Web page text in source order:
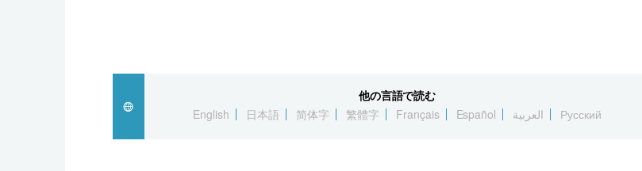
スポーツ・東京2020
他の言語で読む
English
日本語 简体字 繁體字 Français Español العربية Русский